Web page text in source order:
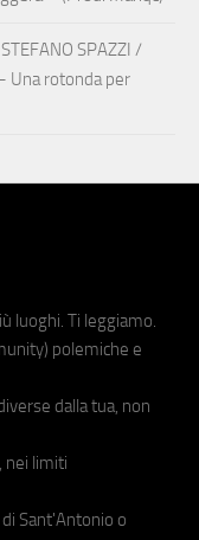
STEFANO SPAZZI /
Una rotonda per
luoghi. Ti leggiamo.
polemiche e
dalla tua, non
nei limiti
Sant'Antonio o